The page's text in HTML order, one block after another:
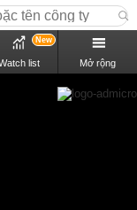
list
New
Mở rộng